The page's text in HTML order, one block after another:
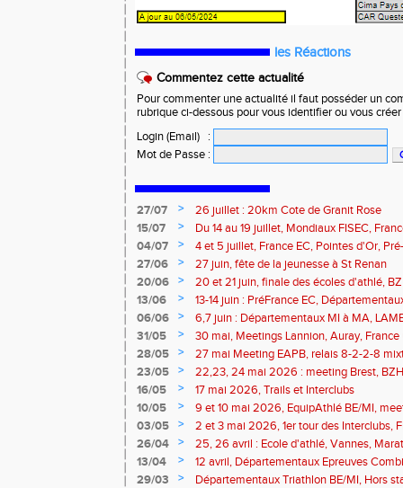
les Réactions
Commentez cette actualité
Pour commenter une actualité il faut posséder un
rubrique ci-dessous pour vous identifier ou vous
Login (Email)
:
Mot de Passe :
27/07 >
26 juillet : 20km Cote de Granit Rose
15/07
>
Du 14 au 19 juillet, Mondiaux FISEC,
04/07
>
4 et 5 juillet, France EC, Pointes d'Or,
Meetings Fougères, Quimper, St Renan
27/06 >
27 juin, fête de la jeunesse à St Renan
20/06
>
20 et 21 juin, finale des écoles d'athlé,
13/06
>
13-14 juin : PréFrance EC,
meeting Pacé, meeting Landerneau
06/06 >
6,7 juin : Départementaux MI à MA,
31/05
>
30 mai, Meetings Lannion, Auray,
route, Trails
28/05 >
27 mai Meeting EAPB, relais 8-2-2-8
23/05
>
22,23, 24 mai 2026 : meeting Brest,
16/05
>
17 mai 2026, Trails et Interclubs
10/05
>
9 et 10 mai 2026, EquipAthlé BE/MI,
marathon de la Loire
03/05 >
2 et 3 mai 2026, 1er tour des Interclubs,
traversée de la Baie
26/04 >
25, 26 avril : Ecole d'athlé, Vannes,
Isle
13/04 >
12 avril, Départementaux Epreuves
marathon de Paris
29/03 >
Départementaux Triathlon BE/MI, Hors